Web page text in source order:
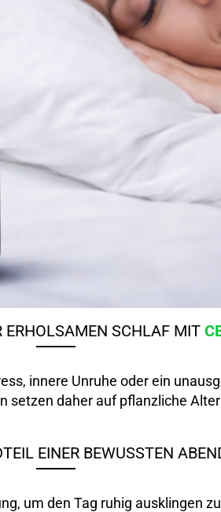
ERHOLSAMEN SCHLAF MIT
innere Unruhe oder ein
daher auf pflanzliche
EINER BEWUSSTEN
um den Tag ruhig ausklingen